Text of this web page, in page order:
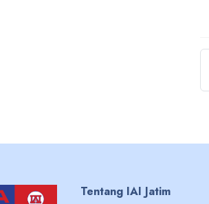
Tentang IAI Jatim